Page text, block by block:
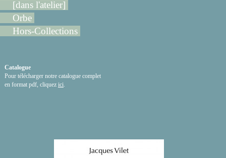
[dans l'atelier]
Orbe
Hors-Collections
Catalogue
Pour télécharger notre catalogue complet
en format pdf, cliquez ici.